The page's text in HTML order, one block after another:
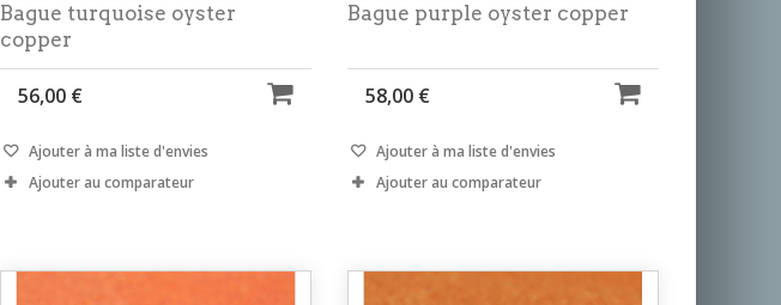
Bague turquoise oyster
copper
56,00 €
Ajouter à ma liste d'envies
Ajouter au comparateur
Bague purple oyster copper
58,00 €
Ajouter à ma liste d'envies
Ajouter au comparateur